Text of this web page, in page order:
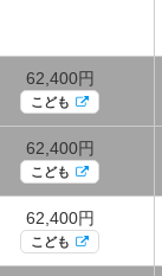
62,400円
こども
62,400円
こども
62,400円
こども